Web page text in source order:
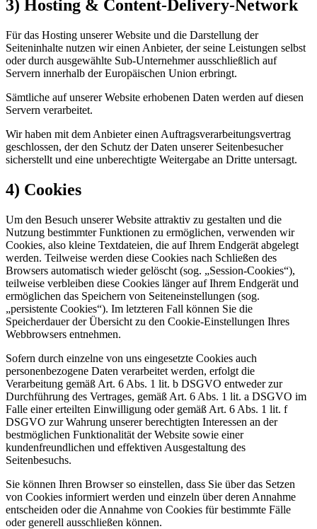
3) Hosting & Content-Delivery-Network
Für das Hosting unserer Website und die Darstellung der
Seiteninhalte nutzen wir einen Anbieter, der seine Leistungen selbst
oder durch ausgewählte Sub-Unternehmer ausschließlich auf
Servern innerhalb der Europäischen Union erbringt.
Sämtliche auf unserer Website erhobenen Daten werden auf diesen
Servern verarbeitet.
Wir haben mit dem Anbieter einen Auftragsverarbeitungsvertrag
geschlossen, der den Schutz der Daten unserer Seitenbesucher
sicherstellt und eine unberechtigte Weitergabe an Dritte untersagt.
4) Cookies
Um den Besuch unserer Website attraktiv zu gestalten und die
Nutzung bestimmter Funktionen zu ermöglichen, verwenden wir
Cookies, also kleine Textdateien, die auf Ihrem Endgerät abgelegt
werden. Teilweise werden diese Cookies nach Schließen des
Browsers automatisch wieder gelöscht (sog. „Session-Cookies“),
teilweise verbleiben diese Cookies länger auf Ihrem Endgerät und
ermöglichen das Speichern von Seiteneinstellungen (sog.
„persistente Cookies“). Im letzteren Fall können Sie die
Speicherdauer der Übersicht zu den Cookie-Einstellungen Ihres
Webbrowsers entnehmen.
Sofern durch einzelne von uns eingesetzte Cookies auch
personenbezogene Daten verarbeitet werden, erfolgt die
Verarbeitung gemäß Art. 6 Abs. 1 lit. b DSGVO entweder zur
Durchführung des Vertrages, gemäß Art. 6 Abs. 1 lit. a DSGVO im
Falle einer erteilten Einwilligung oder gemäß Art. 6 Abs. 1 lit. f
DSGVO zur Wahrung unserer berechtigten Interessen an der
bestmöglichen Funktionalität der Website sowie einer
kundenfreundlichen und effektiven Ausgestaltung des
Seitenbesuchs.
Sie können Ihren Browser so einstellen, dass Sie über das Setzen
von Cookies informiert werden und einzeln über deren Annahme
entscheiden oder die Annahme von Cookies für bestimmte Fälle
oder generell ausschließen können.